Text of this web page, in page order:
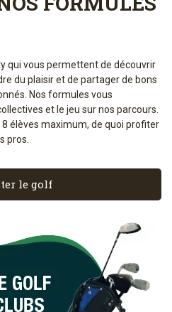
qui vous permettent de découvrir
du plaisir et de partager de bons
Nos formules vous
et le jeu sur nos parcours.
élèves maximum, de quoi profiter
pros.
le golf